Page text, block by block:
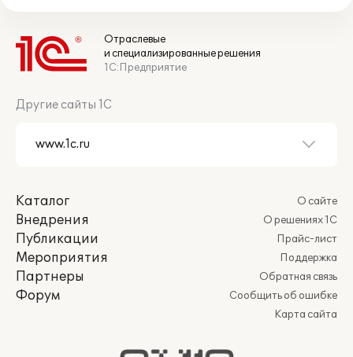
Отраслевые
и специализированные решения
1С:Предприятие
Другие сайты 1С
Каталог
Внедрения
Публикации
Мероприятия
Партнеры
Форум
О сайте
О решениях 1С
Прайс-лист
Поддержка
Обратная связь
Сообщить об ошибке
Карта сайта